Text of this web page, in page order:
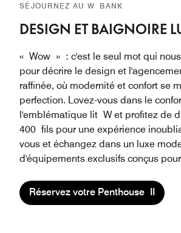
SÉJOURNEZ AU W BANK
DESIGN ET BAIGNOIRE
« Wow » : c'est le seul mot qui
pour décrire le design et
raffinée, où modernité et confort se
perfection. Lovez-vous dans le
l'emblématique lit W et profitez de
400 fils pour une expérience
vous et échangez dans un luxe
d'équipements exclusifs conçus
Réservez votre Penthouse II